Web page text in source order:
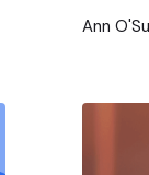
Ann